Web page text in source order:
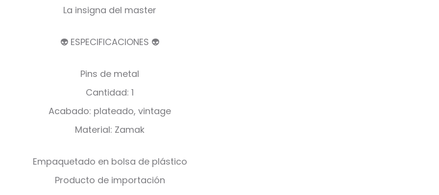
La insigna del master
👽 ESPECIFICACIONES 👽
Pins de metal
Cantidad: 1
Acabado: plateado, vintage
Material: Zamak
Empaquetado en bolsa de plástico
Producto de importación